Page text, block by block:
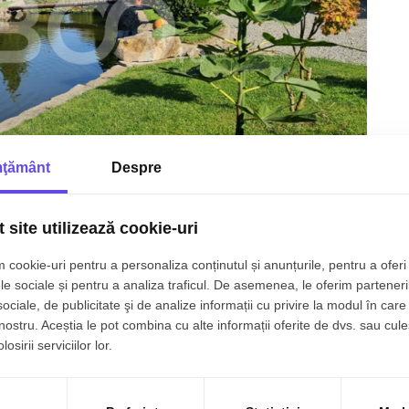
Despre
site utilizează cookie-uri
cookie-uri pentru a personaliza conținutul și anunțurile, pentru a oferi
sociale și pentru a analiza traficul. De asemenea, le oferim
de publicitate şi de analize informații cu privire la modul în care
Aceștia le pot combina cu alte informații oferite de dvs. sau
serviciilor lor.